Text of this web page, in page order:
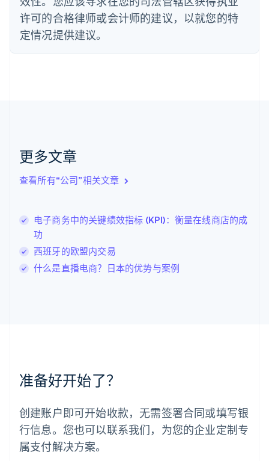
许可的合格律师或会计师的建议，以就您的特
定情况提供建议。
更多文章
查看所有“公司”相关文章
电子商务中的关键绩效指标 (KPI)：衡量在线商店的成
功
西班牙的欧盟内交易
什么是直播电商？日本的优势与案例
准备好开始了？
创建账户即可开始收款，无需签署合同或填写银
行信息。您也可以联系我们，为您的企业定制专
属支付解决方案。
法国
FrançaisEnglish
芬兰
EnglishSvenska
English Italiano
拉脱维亚
立陶宛
DeutschEnglish
卢森堡
罗马尼亚
English
挪威
葡萄牙
Português English
日本
日本語English
瑞典